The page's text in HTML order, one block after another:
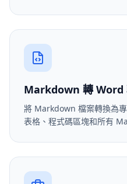
Markdown 轉 Word
將 Markdown 檔案轉換為
表格、程式碼區塊和所有